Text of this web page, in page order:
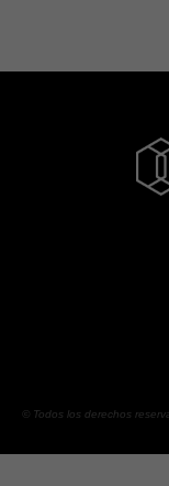
© Todos los derechos